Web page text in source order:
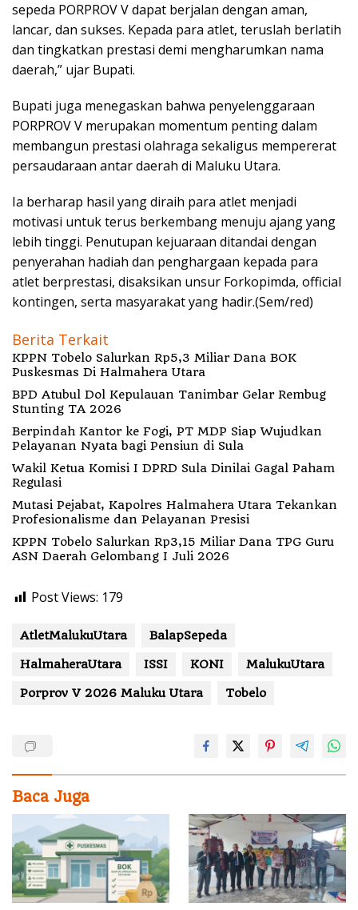
sepeda PORPROV V dapat berjalan dengan aman,
lancar, dan sukses. Kepada para atlet, teruslah berlatih
dan tingkatkan prestasi demi mengharumkan nama
daerah,” ujar Bupati.
Bupati juga menegaskan bahwa penyelenggaraan
PORPROV V merupakan momentum penting dalam
membangun prestasi olahraga sekaligus mempererat
persaudaraan antar daerah di Maluku Utara.
Ia berharap hasil yang diraih para atlet menjadi
motivasi untuk terus berkembang menuju ajang yang
lebih tinggi. Penutupan kejuaraan ditandai dengan
penyerahan hadiah dan penghargaan kepada para
atlet berprestasi, disaksikan unsur Forkopimda, official
kontingen, serta masyarakat yang hadir.(Sem/red)
Berita Terkait
KPPN Tobelo Salurkan Rp5,3 Miliar Dana BOK
Puskesmas Di Halmahera Utara
BPD Atubul Dol Kepulauan Tanimbar Gelar Rembug
Stunting TA 2026
Berpindah Kantor ke Fogi, PT MDP Siap Wujudkan
Pelayanan Nyata bagi Pensiun di Sula
Wakil Ketua Komisi I DPRD Sula Dinilai Gagal Paham
Regulasi
Mutasi Pejabat, Kapolres Halmahera Utara Tekankan
Profesionalisme dan Pelayanan Presisi
KPPN Tobelo Salurkan Rp3,15 Miliar Dana TPG Guru
ASN Daerah Gelombang I Juli 2026
Post Views: 179
AtletMalukuUtara
BalapSepeda
HalmaheraUtara
ISSI KONI
MalukuUtara
Porprov V 2026 Maluku Utara
Tobelo
Baca Juga